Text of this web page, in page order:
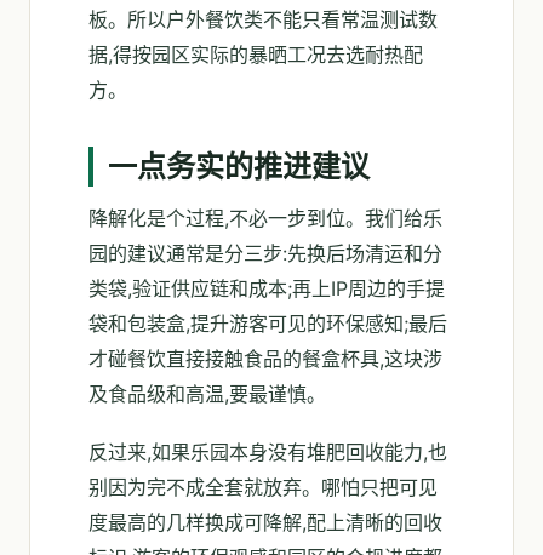
板。所以户外餐饮类不能只看常温测试数
据,得按园区实际的暴晒工况去选耐热配
方。
一点务实的推进建议
降解化是个过程,不必一步到位。我们给乐
园的建议通常是分三步:先换后场清运和分
类袋,验证供应链和成本;再上IP周边的手提
袋和包装盒,提升游客可见的环保感知;最后
才碰餐饮直接接触食品的餐盒杯具,这块涉
及食品级和高温,要最谨慎。
反过来,如果乐园本身没有堆肥回收能力,也
别因为完不成全套就放弃。哪怕只把可见
度最高的几样换成可降解,配上清晰的回收